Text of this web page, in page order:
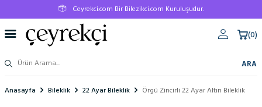
Ceyrekci.com Bir Bilezikci.com Kuruluşudur.
ARA
(0)
Anasayfa Bileklik 22 Ayar Bileklik Örgü Zincirli 22 Ayar Altın Bileklik